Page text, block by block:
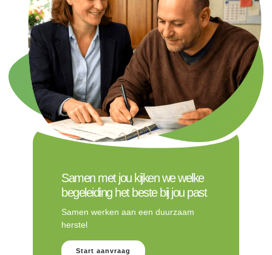
Samen met jou kijken we welke
begeleiding het beste bij jou past
Samen werken aan een duurzaam
herstel
Start aanvraag